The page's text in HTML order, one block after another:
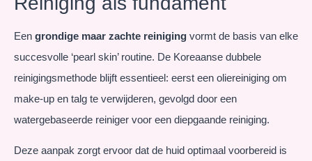
Een grondige maar zachte reiniging vormt de basis van elke
succesvolle ‘pearl skin’ routine. De Koreaanse dubbele
reinigingsmethode blijft essentieel: eerst een oliereiniging om
make-up en talg te verwijderen, gevolgd door een
watergebaseerde reiniger voor een diepgaande reiniging.
Deze aanpak zorgt ervoor dat de huid optimaal voorbereid is